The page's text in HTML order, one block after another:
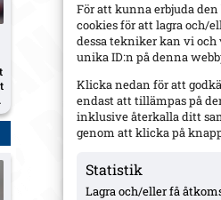
För att kunna erbjuda
cookies för att lagra och/
dessa tekniker kan vi
unika ID:n på denna
Klicka nedan för att
endast att tillämpas på
inklusive återkalla ditt
genom att klicka på
Statistik
Lagra och/eller få